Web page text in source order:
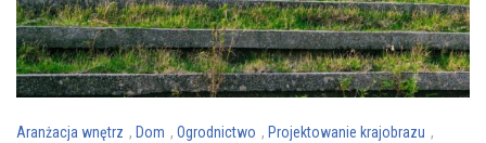
Aranżacja wnętrz , Dom , Ogrodnictwo , Projektowanie krajobrazu ,